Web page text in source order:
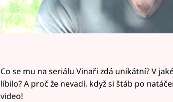
Co se mu na seriálu Vinaři zdá unikátní? V
líbilo? A proč že nevadí, když si štáb po
video!